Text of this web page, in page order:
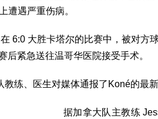
遭遇严重伤病。
6:0 大胜卡塔尔的比赛中，被对方
后紧急送往温哥华医院接受手术。
练、医生对媒体通报了Koné的最新
据加拿大队主教练